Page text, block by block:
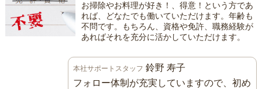
お掃除やお料理が好き！、得意！という方であ
れば、どなたでも働いていただけます。年齢も
不問です。もちろん、資格や免許、職務経験が
あればそれを充分に活かしていただけます。
本社サポートスタッフ 鈴野 寿子
フォロー体制が充実していますので、初め